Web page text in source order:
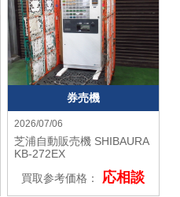
券売機
2026/07/06
芝浦自動販売機 SHIBAURA
KB-272EX
買取参考価格：
応相談